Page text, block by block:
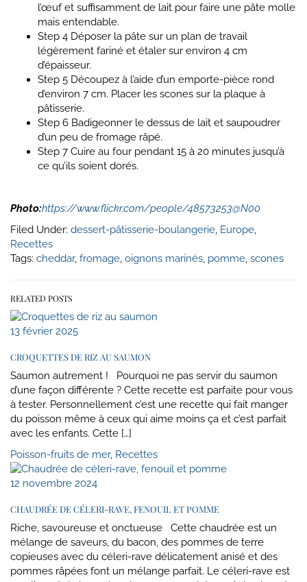
l’œuf et suffisamment de lait pour faire une pâte molle
mais entendable.
Step 4 Déposer la pâte sur un plan de travail
légèrement fariné et étaler sur environ 4 cm
d’épaisseur.
Step 5 Découpez à l’aide d’un emporte-pièce rond
d’environ 7 cm. Placer les scones sur la plaque à
pâtisserie.
Step 6 Badigeonner le dessus de lait et saupoudrer
d’un peu de fromage râpé.
Step 7 Cuire au four pendant 15 à 20 minutes jusqu’à
ce qu’ils soient dorés.
Photo:https://www.flickr.com/people/48573253@N00
Filed Under: dessert-pâtisserie-boulangerie, Europe,
Recettes
Tags: cheddar, fromage, oignons marinés, pomme, scones
RELATED POSTS
13 février 2025
CROQUETTES DE RIZ AU SAUMON
Saumon autrement ! Pourquoi ne pas servir du saumon
d’une façon différente ? Cette recette est parfaite pour vous
à tester. Personnellement c’est une recette qui fait manger
du poisson même à ceux qui aime moins ça et c’est parfait
avec les enfants. Cette […]
Poisson-fruits de mer, Recettes
12 novembre 2024
CHAUDRÉE DE CÉLERI-RAVE, FENOUIL ET POMME
Riche, savoureuse et onctueuse Cette chaudrée est un
mélange de saveurs, du bacon, des pommes de terre
copieuses avec du céleri-rave délicatement anisé et des
pommes râpées font un mélange parfait. Le céleri-rave est